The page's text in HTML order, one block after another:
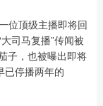
位顶级主播即将回
司马复播”传闻被
子，也被曝出即将
已停播两年的